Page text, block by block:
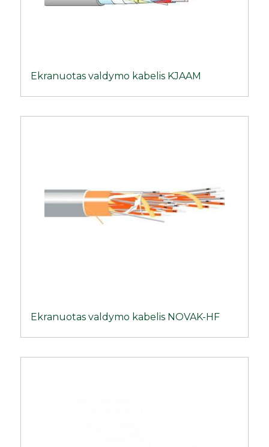
Ekranuotas valdymo kabelis KJAAM
Ekranuotas valdymo kabelis NOVAK-HF